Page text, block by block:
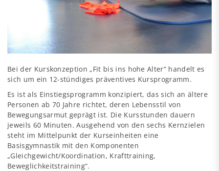
Bei der Kurskonzeption „Fit bis ins hohe Alter“ handelt es
sich um ein 12-stündiges präventives Kursprogramm.
Es ist als Einstiegsprogramm konzipiert, das sich an ältere
Personen ab 70 Jahre richtet, deren Lebensstil von
Bewegungsarmut geprägt ist. Die Kursstunden dauern
jeweils 60 Minuten. Ausgehend von den sechs Kernzielen
steht im Mittelpunkt der Kurseinheiten eine
Basisgymnastik mit den Komponenten
„Gleichgewicht/Koordination, Krafttraining,
Beweglichkeitstraining“.